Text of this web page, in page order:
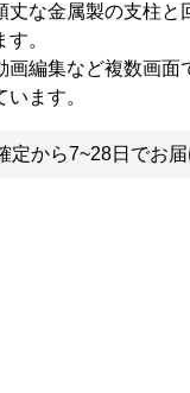
丈な金属製の支柱と
。
画編集など複数画面
ます。
定から7~28日でお